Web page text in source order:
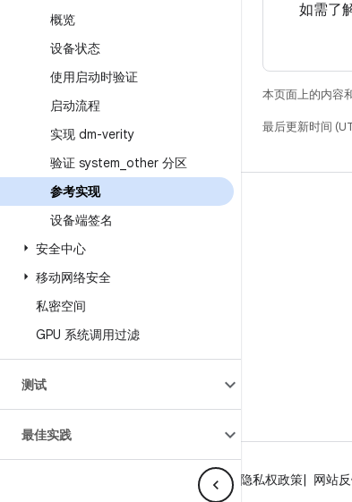
概览
设备状态
使用启动时验证
启动流程
实现 dm-verity
验证 system other 分区
参考实现
设备端签名
安全中心
移动网络安全
私密空间
GPU 系统调用过滤
测试
最佳实践
如需了
本页面上的内容
最后更新时间
构建
驱动程序二进制文件
GitHub
许可 隐私权政策 网站